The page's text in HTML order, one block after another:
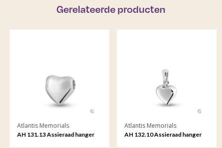
Gerelateerde producten
Atlantis Memorials
AH 131.13 Assieraad hanger
Atlantis Memorials
AH 132.10 Assieraad hanger